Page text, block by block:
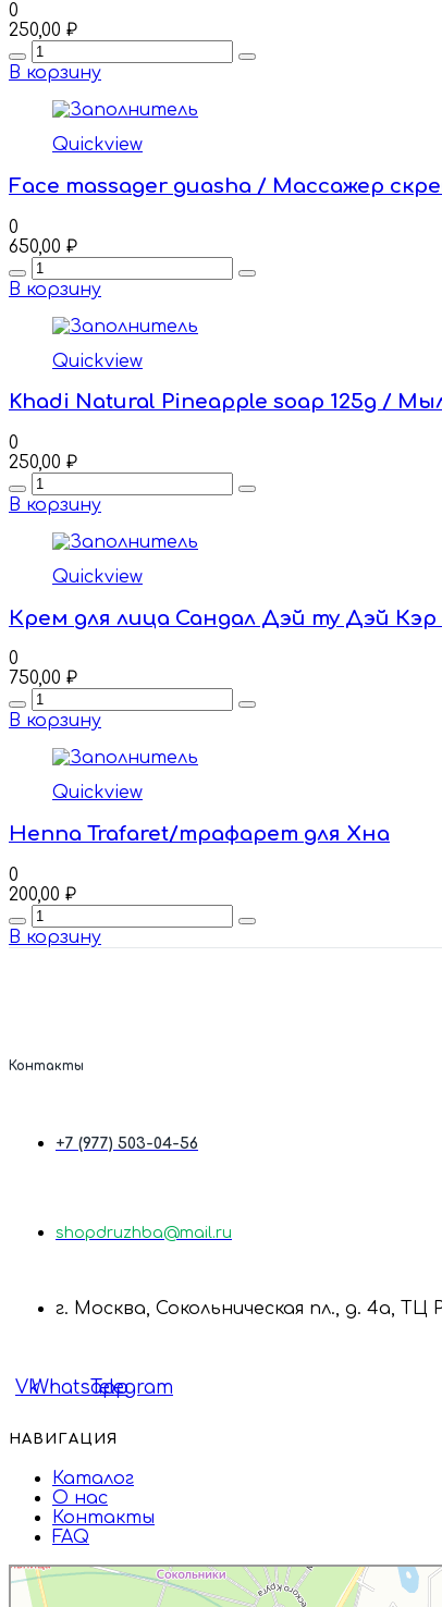
0
250,00 ₽
Quantity
В корзину
Quickview
Face massager guasha / Массажер
0
650,00 ₽
Quantity
В корзину
Quickview
Khadi Natural Pineapple soap 125g /
0
250,00 ₽
Quantity
В корзину
Quickview
Крем для лица Сандал Дэй ту Дэй Кэр
0
750,00 ₽
Quantity
В корзину
Quickview
Henna Trafaret/трафарет для Хна
0
200,00 ₽
Quantity
В корзину
Контакты
+7 (977) 503-04-56
shopdruzhba@mail.ru
г. Москва, Сокольническая пл., д. 4а, ТЦ
VkWhatsappTelegram
НАВИГАЦИЯ
Каталог
О нас
Контакты
FAQ
Дружба
Пищевые ингредиенты и специи в Москве
Магазин подарков и сувениров в Москве